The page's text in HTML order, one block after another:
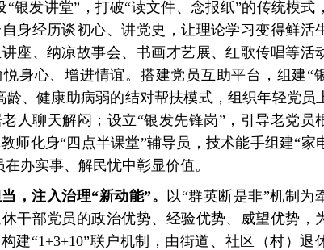
“银发讲堂”，打破“读文件、念报纸”的传统模式
身经历谈初心、讲党史，让理论学习变得鲜活
座、纳凉故事会、书画才艺展、红歌传唱等活
悦身心、增进情谊。搭建党员互助平台，组建“
龄、健康助病弱的结对帮扶模式，组织年轻党员
人聊天解闷；设立“银发先锋岗”，引导老党员
师化身“四点半课堂”辅导员，技术能手组建“家
办实事、解民忧中彰显价值。
，注入治理“新动能”。 以“群英断是非”机制为
干部党员的政治优势、经验优势、威望优势，
建“1+3+10”联户机制，由街道、社区（村）退